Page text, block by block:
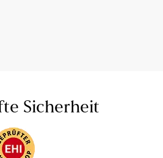
Sicherheit